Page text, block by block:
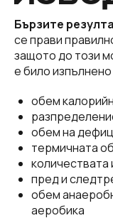
Бързите
се прави
защото до този
е било
обем
обем на
термичната
количествата
пред и
обем
аеробика